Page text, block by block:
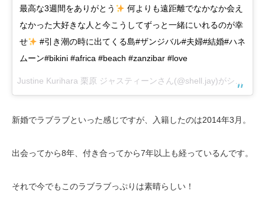
最高な3週間をありがとう
何よりも遠距離でなかなか会え
なかった大好きな人と今こうしてずっと一緒にいれるのが幸
せ
#引き潮の時に出てくる島#ザンジバル#夫婦#結婚#ハネ
ムーン#bikini #africa #beach #zanzibar #love
Justine Kurihara 栗原 ジャスティーンさん(@shell.jay)がシェアした投稿 –
新婚でラブラブといった感じですが、入籍したのは2014年3月。
出会ってから8年、付き合ってから7年以上も経っているんです。
それで今でもこのラブラブっぷりは素晴らしい！